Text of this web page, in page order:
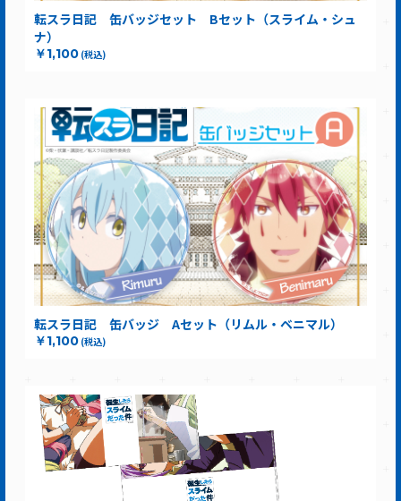
転スラ日記 缶バッジセット Bセット（スライム・シュ
ナ）
￥1,100(税込)
転スラ日記 缶バッジ Aセット（リムル・ベニマル）
￥1,100(税込)